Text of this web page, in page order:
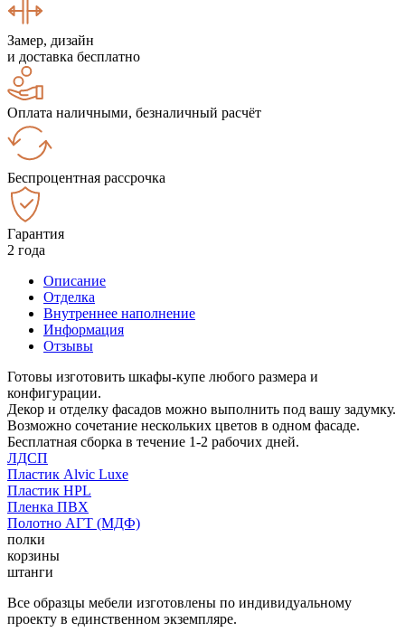
Замер, дизайн
и доставка бесплатно
Оплата наличными, безналичный расчёт
Беспроцентная рассрочка
Гарантия
2 года
Описание
Отделка
Внутреннее наполнение
Информация
Отзывы
Готовы изготовить шкафы-купе любого размера и
конфигурации.
Декор и отделку фасадов можно выполнить под вашу задумку.
Возможно сочетание нескольких цветов в одном фасаде.
Бесплатная сборка в течение 1-2 рабочих дней.
ЛДСП
Пластик Alvic Luxe
Пластик HPL
Пленка ПВХ
Полотно АГТ (МДФ)
полки
корзины
штанги
Все образцы мебели изготовлены по индивидуальному
проекту в единственном экземпляре.